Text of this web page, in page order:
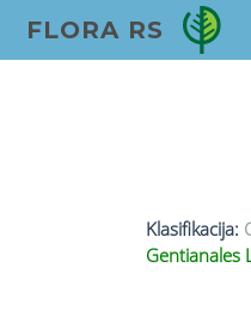
FLORA RS
Klasifikacija:
Gentianales